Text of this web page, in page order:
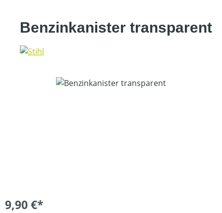
Benzinkanister transparent
Bildergalerie überspringen
9,90 €*